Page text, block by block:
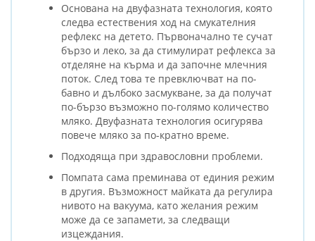
Основана на двуфазната технология, която
следва естествения ход на смукателния
рефлекс на детето. Първоначално те сучат
бързо и леко, за да стимулират рефлекса за
отделяне на кърма и да започне млечния
поток. След това те превключват на по-
бавно и дълбоко засмукване, за да получат
по-бързо възможно по-голямо количество
мляко. Двуфазната технология осигурява
повече мляко за по-кратно време.
Подходяща при здравословни проблеми.
Помпата сама преминава от единия режим
в другия. Възможност майката да регулира
нивото на вакуума, като желания режим
може да се запамети, за следващи
изцеждания.